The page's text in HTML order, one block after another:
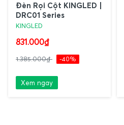
Đèn Rọi Cột KINGLED |
DRC01 Series
KINGLED
831.000₫
1.385.000₫ -40%
Xem ngay